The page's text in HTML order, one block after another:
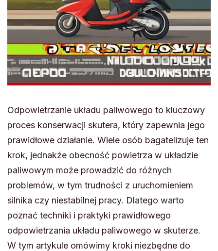
Odpowietrzanie układu paliwowego to kluczowy
proces konserwacji skutera, który zapewnia jego
prawidłowe działanie. Wiele osób bagatelizuje ten
krok, jednakże obecność powietrza w układzie
paliwowym może prowadzić do różnych
problemów, w tym trudności z uruchomieniem
silnika czy niestabilnej pracy. Dlatego warto
poznać techniki i praktyki prawidłowego
odpowietrzania układu paliwowego w skuterze.
W tym artykule omówimy kroki niezbędne do